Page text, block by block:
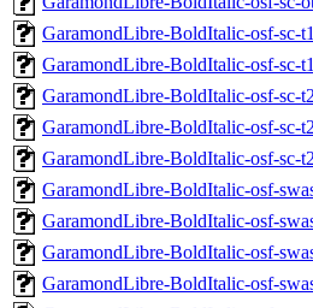
GaramondLibre-BoldItalic-osf-sc-
GaramondLibre-BoldItalic-osf-sc-
GaramondLibre-BoldItalic-osf-sc-
GaramondLibre-BoldItalic-osf-sc-
GaramondLibre-BoldItalic-osf-sc-
GaramondLibre-BoldItalic-osf-
GaramondLibre-BoldItalic-osf-
GaramondLibre-BoldItalic-osf-
GaramondLibre-BoldItalic-osf-